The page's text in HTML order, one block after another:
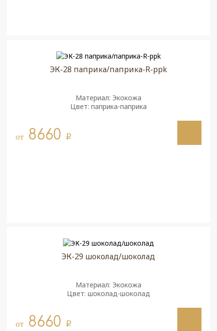
ЭК-28 паприка/паприка-R-ppk
Материал: Экокожа
Цвет: паприка-паприка
от8660 q
ЭК-29 шоколад/шоколад
Материал: Экокожа
Цвет: шоколад-шоколад
от8660 q